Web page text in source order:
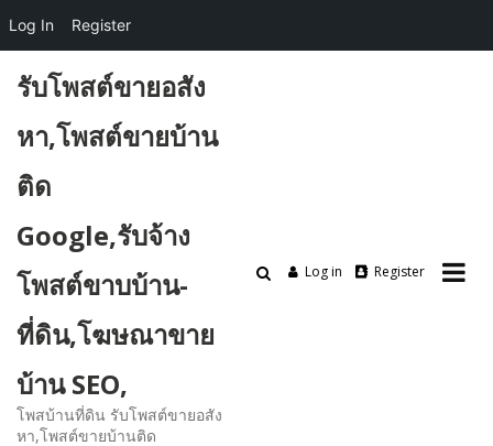
content
รับโพสต์ขายอสัง
หา,โพสต์ขายบ้าน
ติด
Google,รับจ้าง
โพสต์ขาบบ้าน-
ที่ดิน,โฆษณาขาย
บ้าน SEO,
โพสบ้านที่ดิน รับโพสต์ขายอสัง
หา,โพสต์ขายบ้านติด
Log in Register
Log In Register